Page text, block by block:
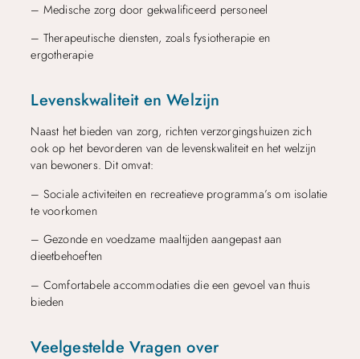
– Medische zorg door gekwalificeerd personeel
– Therapeutische diensten, zoals fysiotherapie en
ergotherapie
Levenskwaliteit en Welzijn
Naast het bieden van zorg, richten verzorgingshuizen zich
ook op het bevorderen van de levenskwaliteit en het welzijn
van bewoners. Dit omvat:
– Sociale activiteiten en recreatieve programma’s om isolatie
te voorkomen
– Gezonde en voedzame maaltijden aangepast aan
dieetbehoeften
– Comfortabele accommodaties die een gevoel van thuis
bieden
Veelgestelde Vragen over